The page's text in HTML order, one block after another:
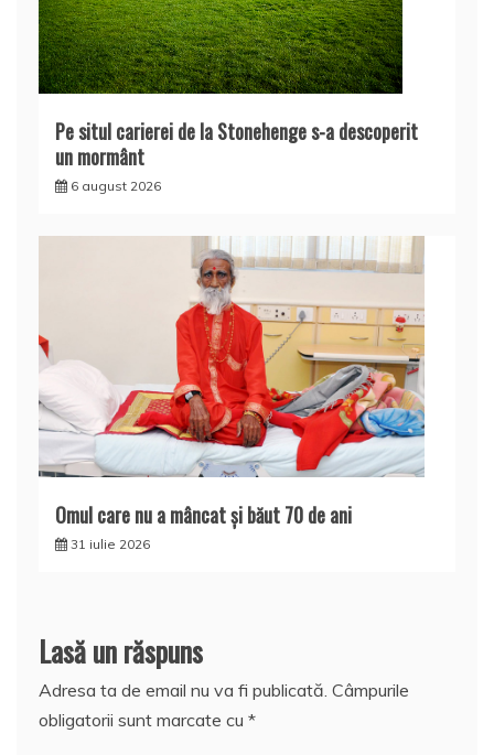
Pe situl carierei de la Stonehenge s-a descoperit
un mormânt
6 august 2026
Omul care nu a mâncat şi băut 70 de ani
31 iulie 2026
Lasă un răspuns
Adresa ta de email nu va fi publicată. Câmpurile
obligatorii sunt marcate cu *